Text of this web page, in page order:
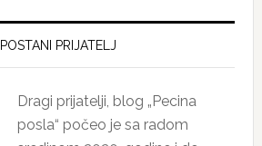
POSTANI PRIJATELJ
Dragi prijatelji, blog „Pecina
posla“ počeo je sa radom